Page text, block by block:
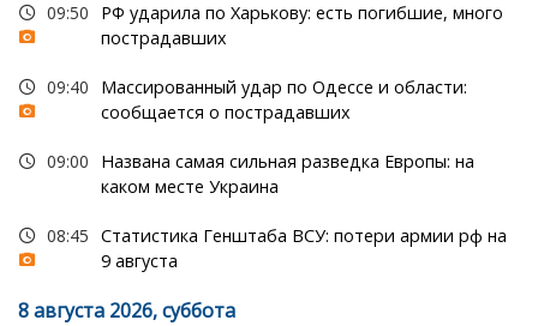
09:50
РФ ударила по Харькову: есть погибшие, много
пострадавших
09:40
Массированный удар по Одессе и области:
сообщается о пострадавших
09:00
Названа самая сильная разведка Европы: на
каком месте Украина
08:45 Статистика Генштаба ВСУ: потери армии рф на
9 августа
8 августа 2026, суббота